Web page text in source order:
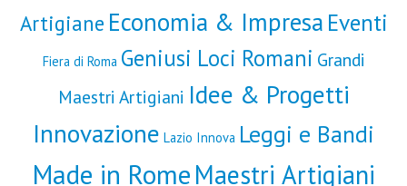
Artigiane Economia & Impresa Eventi
Fiera di Roma Geniusi Loci Romani Grandi
Maestri Artigiani Idee & Progetti
Innovazione Lazio Innova Leggi e Bandi
Made in RomeMaestri Artigiani